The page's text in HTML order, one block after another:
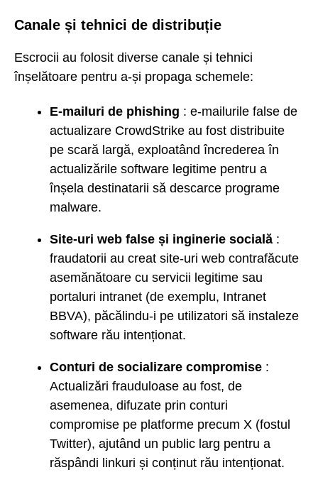
Canale și tehnici de distribuție
Escrocii au folosit diverse canale și tehnici
înșelătoare pentru a-și propaga schemele:
E-mailuri de phishing : e-mailurile false de
actualizare CrowdStrike au fost distribuite
pe scară largă, exploatând încrederea în
actualizările software legitime pentru a
înșela destinatarii să descarce programe
malware.
Site-uri web false și inginerie socială :
fraudatorii au creat site-uri web contrafăcute
asemănătoare cu servicii legitime sau
portaluri intranet (de exemplu, Intranet
BBVA), păcălindu-i pe utilizatori să instaleze
software rău intenționat.
Conturi de socializare compromise :
Actualizări frauduloase au fost, de
asemenea, difuzate prin conturi
compromise pe platforme precum X (fostul
Twitter), ajutând un public larg pentru a
răspândi linkuri și conținut rău intenționat.